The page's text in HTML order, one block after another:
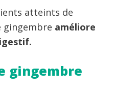
atteints de
gingembre améliore
gingembre